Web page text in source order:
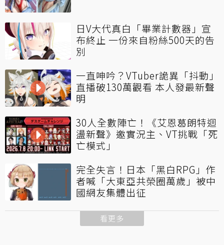
日V大代真白「畢業計數器」宣
布終止 一份來自粉絲500天的告
別
一直呻吟？VTuber詭異「抖動」
直播破130萬觀看 本人發最新聲
明
30人全數陣亡！《艾恩葛朗特迴
盪新聲》邀實況主、VT挑戰「死
亡模式」
完全失言！日本「黑白RPG」作
者喊「大東亞共榮圈萬歲」被中
國網友集體出征
看更多